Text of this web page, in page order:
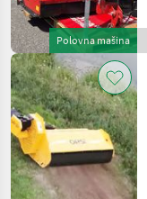
Polovna mašina